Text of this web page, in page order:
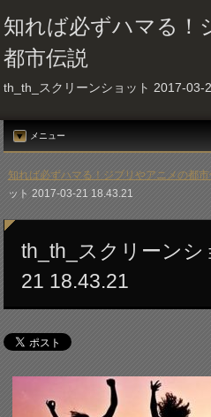
知れば必ずハマる！
都市伝説
th_th_スクリーンショット 2017-03-
メニュー
知れば必ずハマる！ジブリやアニメの都市
ット 2017-03-21 18.43.21
th_th_スクリーン
21 18.43.21